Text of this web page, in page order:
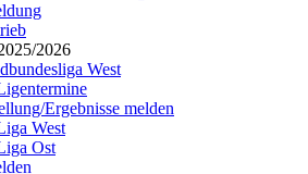
2026
West
Ergebnisse melden
West
Ost